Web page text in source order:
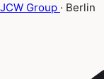
JCW Group · Berlin